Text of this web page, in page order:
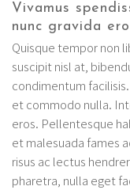
Vivamus
nunc gravida
Quisque tempor non
suscipit nisl at,
condimentum
et commodo nulla.
eros. Pellentesque
et malesuada fames
risus ac lectus
pharetra, nulla eget